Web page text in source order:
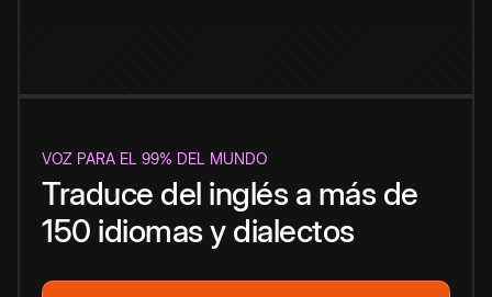
VOZ PARA EL 99% DEL MUNDO
Traduce del inglés a más de
150 idiomas y dialectos